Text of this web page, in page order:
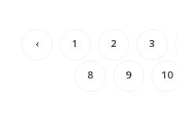
‹ 1 2 3
8 9 10